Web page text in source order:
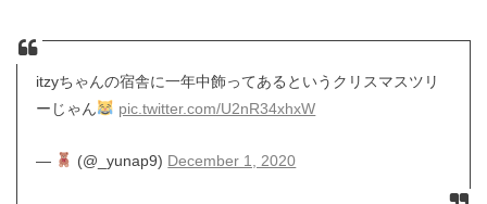
itzyちゃんの宿舎に一年中飾ってあるというクリスマスツリ
ーじゃん
pic.twitter.com/U2nR34xhxW
— (@_yunap9) December 1, 2020